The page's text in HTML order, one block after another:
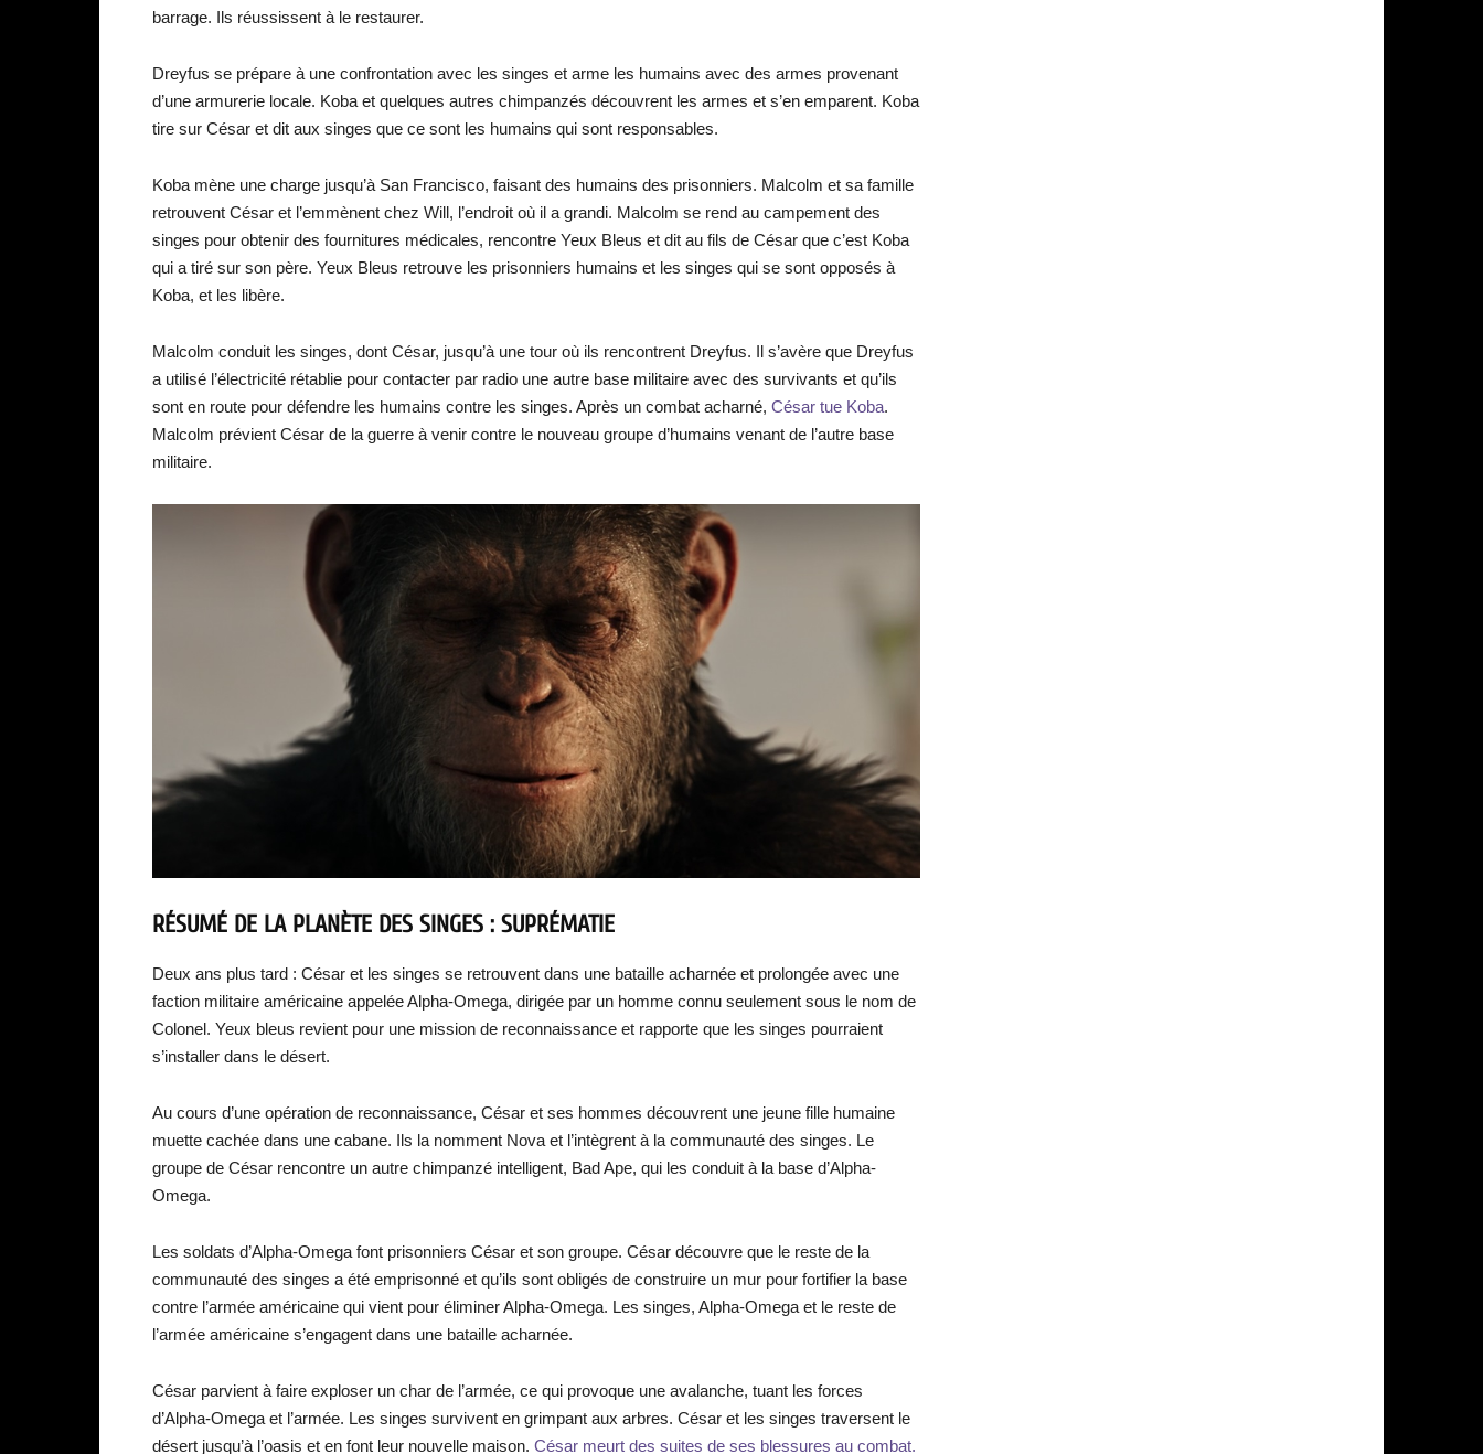
barrage. Ils réussissent à le restaurer.
Dreyfus se prépare à une confrontation avec les singes et arme les humains avec des armes provenant
d’une armurerie locale. Koba et quelques autres chimpanzés découvrent les armes et s’en emparent. Koba
tire sur César et dit aux singes que ce sont les humains qui sont responsables.
Koba mène une charge jusqu’à San Francisco, faisant des humains des prisonniers. Malcolm et sa famille
retrouvent César et l’emmènent chez Will, l’endroit où il a grandi. Malcolm se rend au campement des
singes pour obtenir des fournitures médicales, rencontre Yeux Bleus et dit au fils de César que c’est Koba
qui a tiré sur son père. Yeux Bleus retrouve les prisonniers humains et les singes qui se sont opposés à
Koba, et les libère.
Malcolm conduit les singes, dont César, jusqu’à une tour où ils rencontrent Dreyfus. Il s’avère que Dreyfus
a utilisé l’électricité rétablie pour contacter par radio une autre base militaire avec des survivants et qu’ils
sont en route pour défendre les humains contre les singes. Après un combat acharné, César tue Koba.
Malcolm prévient César de la guerre à venir contre le nouveau groupe d’humains venant de l’autre base
militaire.
RÉSUMÉ DE LA PLANÈTE DES SINGES : SUPRÉMATIE
Deux ans plus tard : César et les singes se retrouvent dans une bataille acharnée et prolongée avec une
faction militaire américaine appelée Alpha-Omega, dirigée par un homme connu seulement sous le nom de
Colonel. Yeux bleus revient pour une mission de reconnaissance et rapporte que les singes pourraient
s’installer dans le désert.
Au cours d’une opération de reconnaissance, César et ses hommes découvrent une jeune fille humaine
muette cachée dans une cabane. Ils la nomment Nova et l’intègrent à la communauté des singes. Le
groupe de César rencontre un autre chimpanzé intelligent, Bad Ape, qui les conduit à la base d’Alpha-
Omega.
Les soldats d’Alpha-Omega font prisonniers César et son groupe. César découvre que le reste de la
communauté des singes a été emprisonné et qu’ils sont obligés de construire un mur pour fortifier la base
contre l’armée américaine qui vient pour éliminer Alpha-Omega. Les singes, Alpha-Omega et le reste de
l’armée américaine s’engagent dans une bataille acharnée.
César parvient à faire exploser un char de l’armée, ce qui provoque une avalanche, tuant les forces
d’Alpha-Omega et l’armée. Les singes survivent en grimpant aux arbres. César et les singes traversent le
désert jusqu’à l’oasis et en font leur nouvelle maison. César meurt des suites de ses blessures au combat.